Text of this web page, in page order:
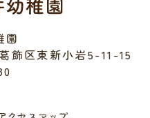
園
飾区東新小岩5-11-15